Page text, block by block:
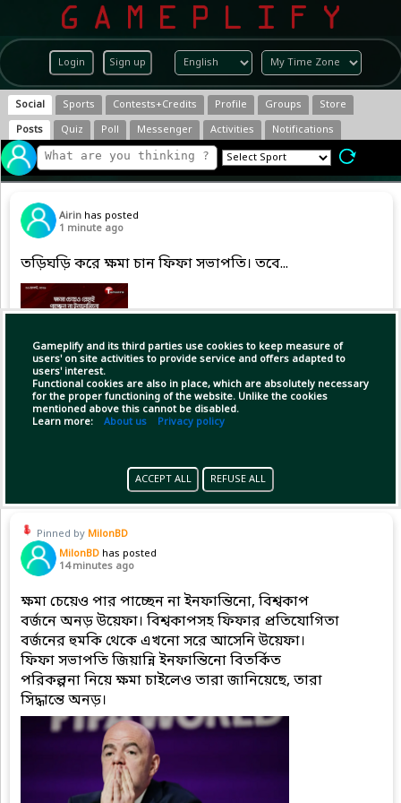
Login Sign up
Gameplify and its third parties use cookies to keep measure of
users' on site activities to provide service and offers adapted to
users' interest.
Functional cookies are also in place, which are absolutely necessary
for the proper functioning of the website. Unlike the cookies
mentioned above this cannot be disabled.
Learn more: About us Privacy policy
ACCEPT ALL REFUSE ALL
Social Sports Contests+Credits Profile Groups
Store
Posts
Quiz Poll Messenger Activities Notifications
Airin has posted
1 minute ago
তড়িঘড়ি করে ক্ষমা চান ফিফা সভাপতি। তবে...
Pinned by MilonBD
MilonBD has posted
14 minutes ago
ক্ষমা চেয়েও পার পাচ্ছেন না ইনফান্তিনো, বিশ্বকাপ
বর্জনে অনড় উয়েফা। বিশ্বকাপসহ ফিফার প্রতিযোগিতা
বর্জনের হুমকি থেকে এখনো সরে আসেনি উয়েফা।
ফিফা সভাপতি জিয়ান্নি ইনফান্তিনো বিতর্কিত
পরিকল্পনা নিয়ে ক্ষমা চাইলেও তারা জানিয়েছে, তারা
সিদ্ধান্তে অনড়।